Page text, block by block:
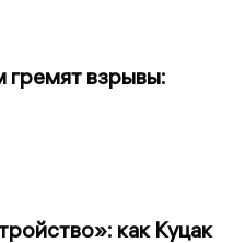
гремят взрывы:
как Куцак